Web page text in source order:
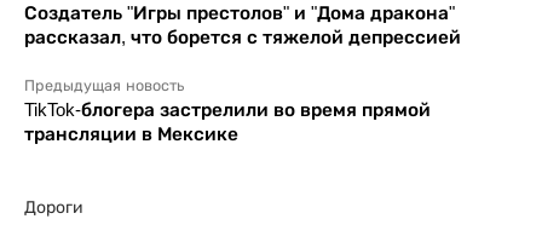
Создатель "Игры престолов" и "Дома дракона"
рассказал, что борется с тяжелой депрессией
Предыдущая новость
TikTok-блогера застрелили во время прямой
трансляции в Мексике
Дороги